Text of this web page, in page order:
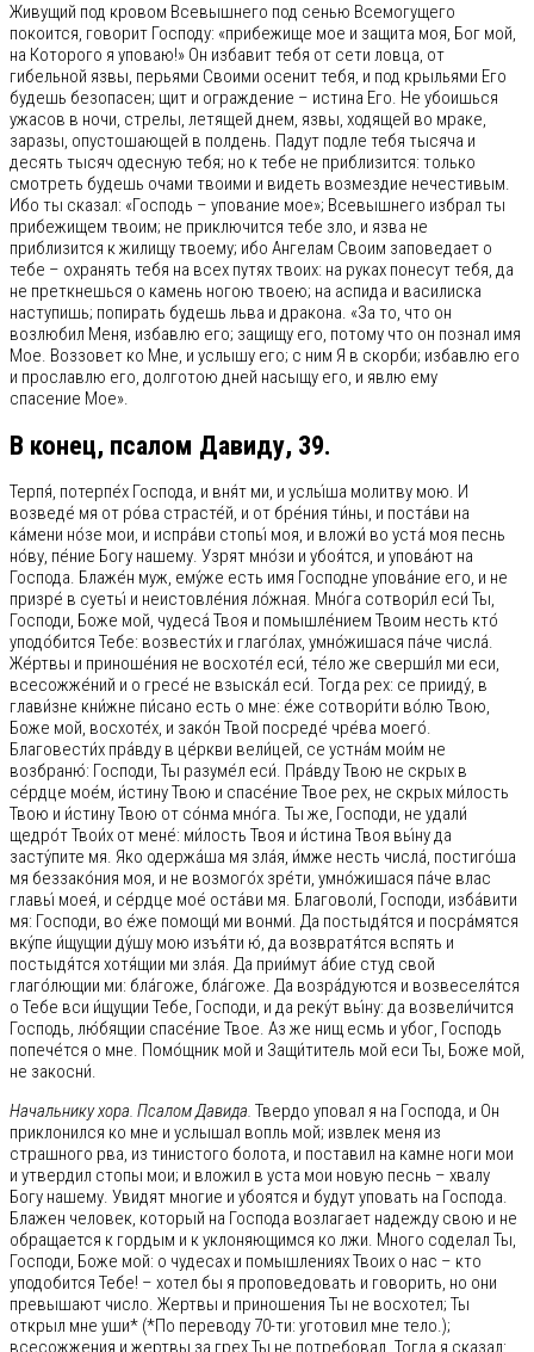
Живущий под кровом Всевышнего под сенью Всемогущего
покоится, говорит Господу: «прибежище мое и защита моя, Бог мой,
на Которого я уповаю!» Он избавит тебя от сети ловца, от
гибельной язвы, перьями Своими осенит тебя, и под крыльями Его
будешь безопасен; щит и ограждение – истина Его. Не убоишься
ужасов в ночи, стрелы, летящей днем, язвы, ходящей во мраке,
заразы, опустошающей в полдень. Падут подле тебя тысяча и
десять тысяч одесную тебя; но к тебе не приблизится: только
смотреть будешь очами твоими и видеть возмездие нечестивым.
Ибо ты сказал: «Господь – упование мое»; Всевышнего избрал ты
прибежищем твоим; не приключится тебе зло, и язва не
приблизится к жилищу твоему; ибо Ангелам Своим заповедает о
тебе – охранять тебя на всех путях твоих: на руках понесут тебя, да
не преткнешься о камень ногою твоею; на аспида и василиска
наступишь; попирать будешь льва и дракона. «За то, что он
возлюбил Меня, избавлю его; защищу его, потому что он познал имя
Мое. Воззовет ко Мне, и услышу его; с ним Я в скорби; избавлю его
и прославлю его, долготою дней насыщу его, и явлю ему
спасение Мое».
В конец, псалом Давиду, 39.
Терпя́, потерпе́х Господа, и вня́т ми, и услы́ша молитву мою. И
возведе́ мя от ро́ва страсте́й, и от бре́ния ти́ны, и поста́ви на
ка́мени но́зе мои, и испра́ви стопы́ моя, и вложи́ во уста́ моя песнь
но́ву, пе́ние Богу нашему. Узрят мно́зи и убоя́тся, и упова́ют на
Господа. Блаже́н муж, ему́же есть имя Господне упова́ние его, и не
призре́ в суеты́ и неистовле́ния ло́жная. Мно́га сотвори́л еси́ Ты,
Господи, Боже мой, чудеса́ Твоя и помышле́нием Твоим несть кто́
уподо́бится Тебе: возвести́х и глаго́лах, умно́жишася па́че числа́.
Же́ртвы и приноше́ния не восхоте́л еси́, те́ло же сверши́л ми еси,
всесожже́ний и о гресе́ не взыска́л еси́. Тогда рех: се прииду́, в
глави́зне кни́жне пи́сано есть о мне: е́же сотвори́ти во́лю Твою,
Боже мой, восхоте́х, и зако́н Твой посреде́ чре́ва моего́.
Благовести́х пра́вду в це́ркви вели́цей, се устна́м мои́м не
возбраню́: Господи, Ты разуме́л еси́. Пра́вду Твою не скрых в
се́рдце мое́м, и́стину Твою и спасе́ние Твое рех, не скрых ми́лость
Твою и и́стину Твою от со́нма мно́га. Ты же, Господи, не удали́
щедро́т Твои́х от мене́: ми́лость Твоя и и́стина Твоя вы́ну да
засту́пите мя. Яко одержа́ша мя зла́я, и́мже несть числа́, постиго́ша
мя беззако́ния моя, и не возмого́х зре́ти, умно́жишася па́че влас
главы́ моея́, и се́рдце мое́ оста́ви мя. Благоволи́, Господи, изба́вити
мя: Господи, во е́же помощи́ ми вонми́. Да постыдя́тся и посра́мятся
вку́пе и́щущии ду́шу мою изъя́ти ю́, да возвратя́тся вспять и
постыдя́тся хотя́щии ми зла́я. Да прии́мут а́бие студ свой
глаго́лющии ми: бла́гоже, бла́гоже. Да возра́дуются и возвеселя́тся
о Тебе вси и́щущии Тебе, Господи, и да реку́т вы́ну: да возвели́чится
Господь, лю́бящии спасе́ние Твое. Аз же нищ есмь и убог, Господь
попече́тся о мне. Помо́щник мой и Защи́титель мой еси Ты, Боже мой,
не закосни́.
Начальнику хора. Псалом Давида. Твердо уповал я на Господа, и Он
приклонился ко мне и услышал вопль мой; извлек меня из
страшного рва, из тинистого болота, и поставил на камне ноги мои
и утвердил стопы мои; и вложил в уста мои новую песнь – хвалу
Богу нашему. Увидят многие и убоятся и будут уповать на Господа.
Блажен человек, который на Господа возлагает надежду свою и не
обращается к гордым и к уклоняющимся ко лжи. Много соделал Ты,
Господи, Боже мой: о чудесах и помышлениях Твоих о нас – кто
уподобится Тебе! – хотел бы я проповедовать и говорить, но они
превышают число. Жертвы и приношения Ты не восхотел; Ты
открыл мне уши* (*По переводу 70-ти: уготовил мне тело.);
всесожжения и жертвы за грех Ты не потребовал. Тогда я сказал: